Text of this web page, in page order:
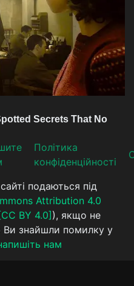
Політика
конфіденційності
подаються під
Attribution 4.0
[CC BY 4.0] ), якщо не
Ви знайшли помилку у
нам